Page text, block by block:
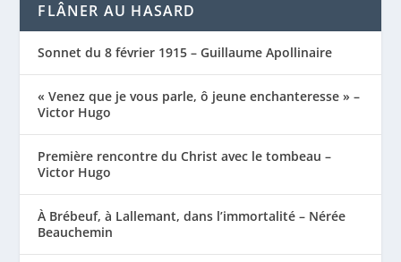
FLÂNER AU HASARD
Sonnet du 8 février 1915 – Guillaume Apollinaire
« Venez que je vous parle, ô jeune enchanteresse » –
Victor Hugo
Première rencontre du Christ avec le tombeau –
Victor Hugo
À Brébeuf, à Lallemant, dans l’immortalité – Nérée
Beauchemin